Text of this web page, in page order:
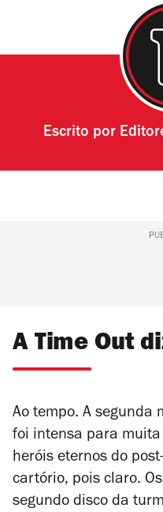
Escrito por
A Time Out
Ao tempo. A segunda
foi intensa para muita
heróis eternos do
cartório, pois claro.
segundo disco da